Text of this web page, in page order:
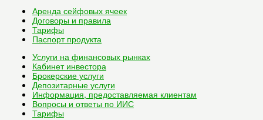
Аренда сейфовых ячеек
Договоры и правила
Тарифы
Паспорт продукта
Услуги на финансовых рынках
Кабинет инвестора
Брокерские услуги
Депозитарные услуги
Информация, предоставляемая клиентам
Вопросы и ответы по ИИС
Тарифы